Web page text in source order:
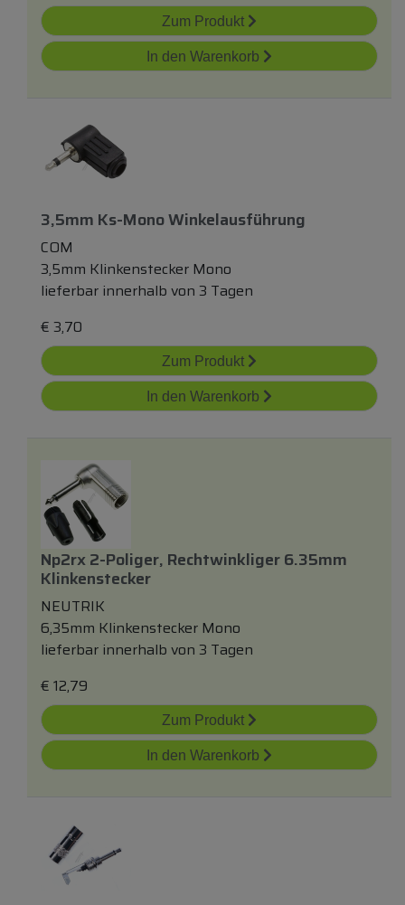
Zum Produkt
In den Warenkorb
3,5mm Ks-Mono Winkelausführung
COM
3,5mm Klinkenstecker Mono
lieferbar innerhalb von 3 Tagen
€ 3,70
Zum Produkt
In den Warenkorb
Np2rx 2-Poliger, Rechtwinkliger 6.35mm
Klinkenstecker
NEUTRIK
6,35mm Klinkenstecker Mono
lieferbar innerhalb von 3 Tagen
€ 12,79
Zum Produkt
In den Warenkorb